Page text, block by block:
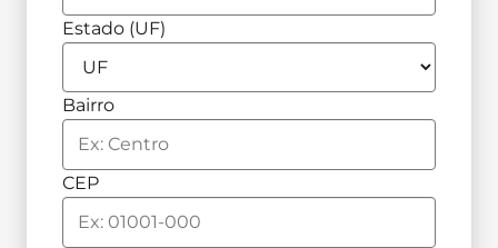
Estado (UF)
Bairro
CEP